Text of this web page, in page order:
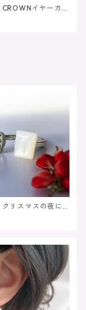
CROWNイヤーカ
ルギー対応 ム
ン マルチカラ
クリスマスの夜に
パール×ドゥルー
ト 大人リング